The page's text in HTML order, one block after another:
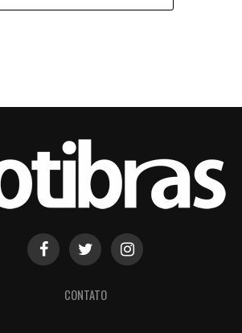
CONTATO